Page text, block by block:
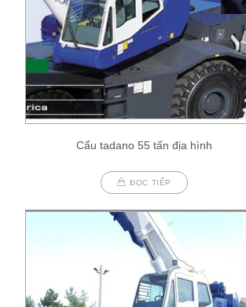
Cẩu tadano 55 tấn địa hình
ĐỌC TIẾP